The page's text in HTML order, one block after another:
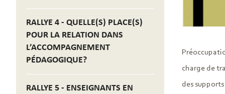
RALLYE 4 - QUELLE(S) PLACE(S)
POUR LA RELATION DANS
L’ACCOMPAGNEMENT
PÉDAGOGIQUE?
RALLYE 5 - ENSEIGNANTS EN
charge de
des